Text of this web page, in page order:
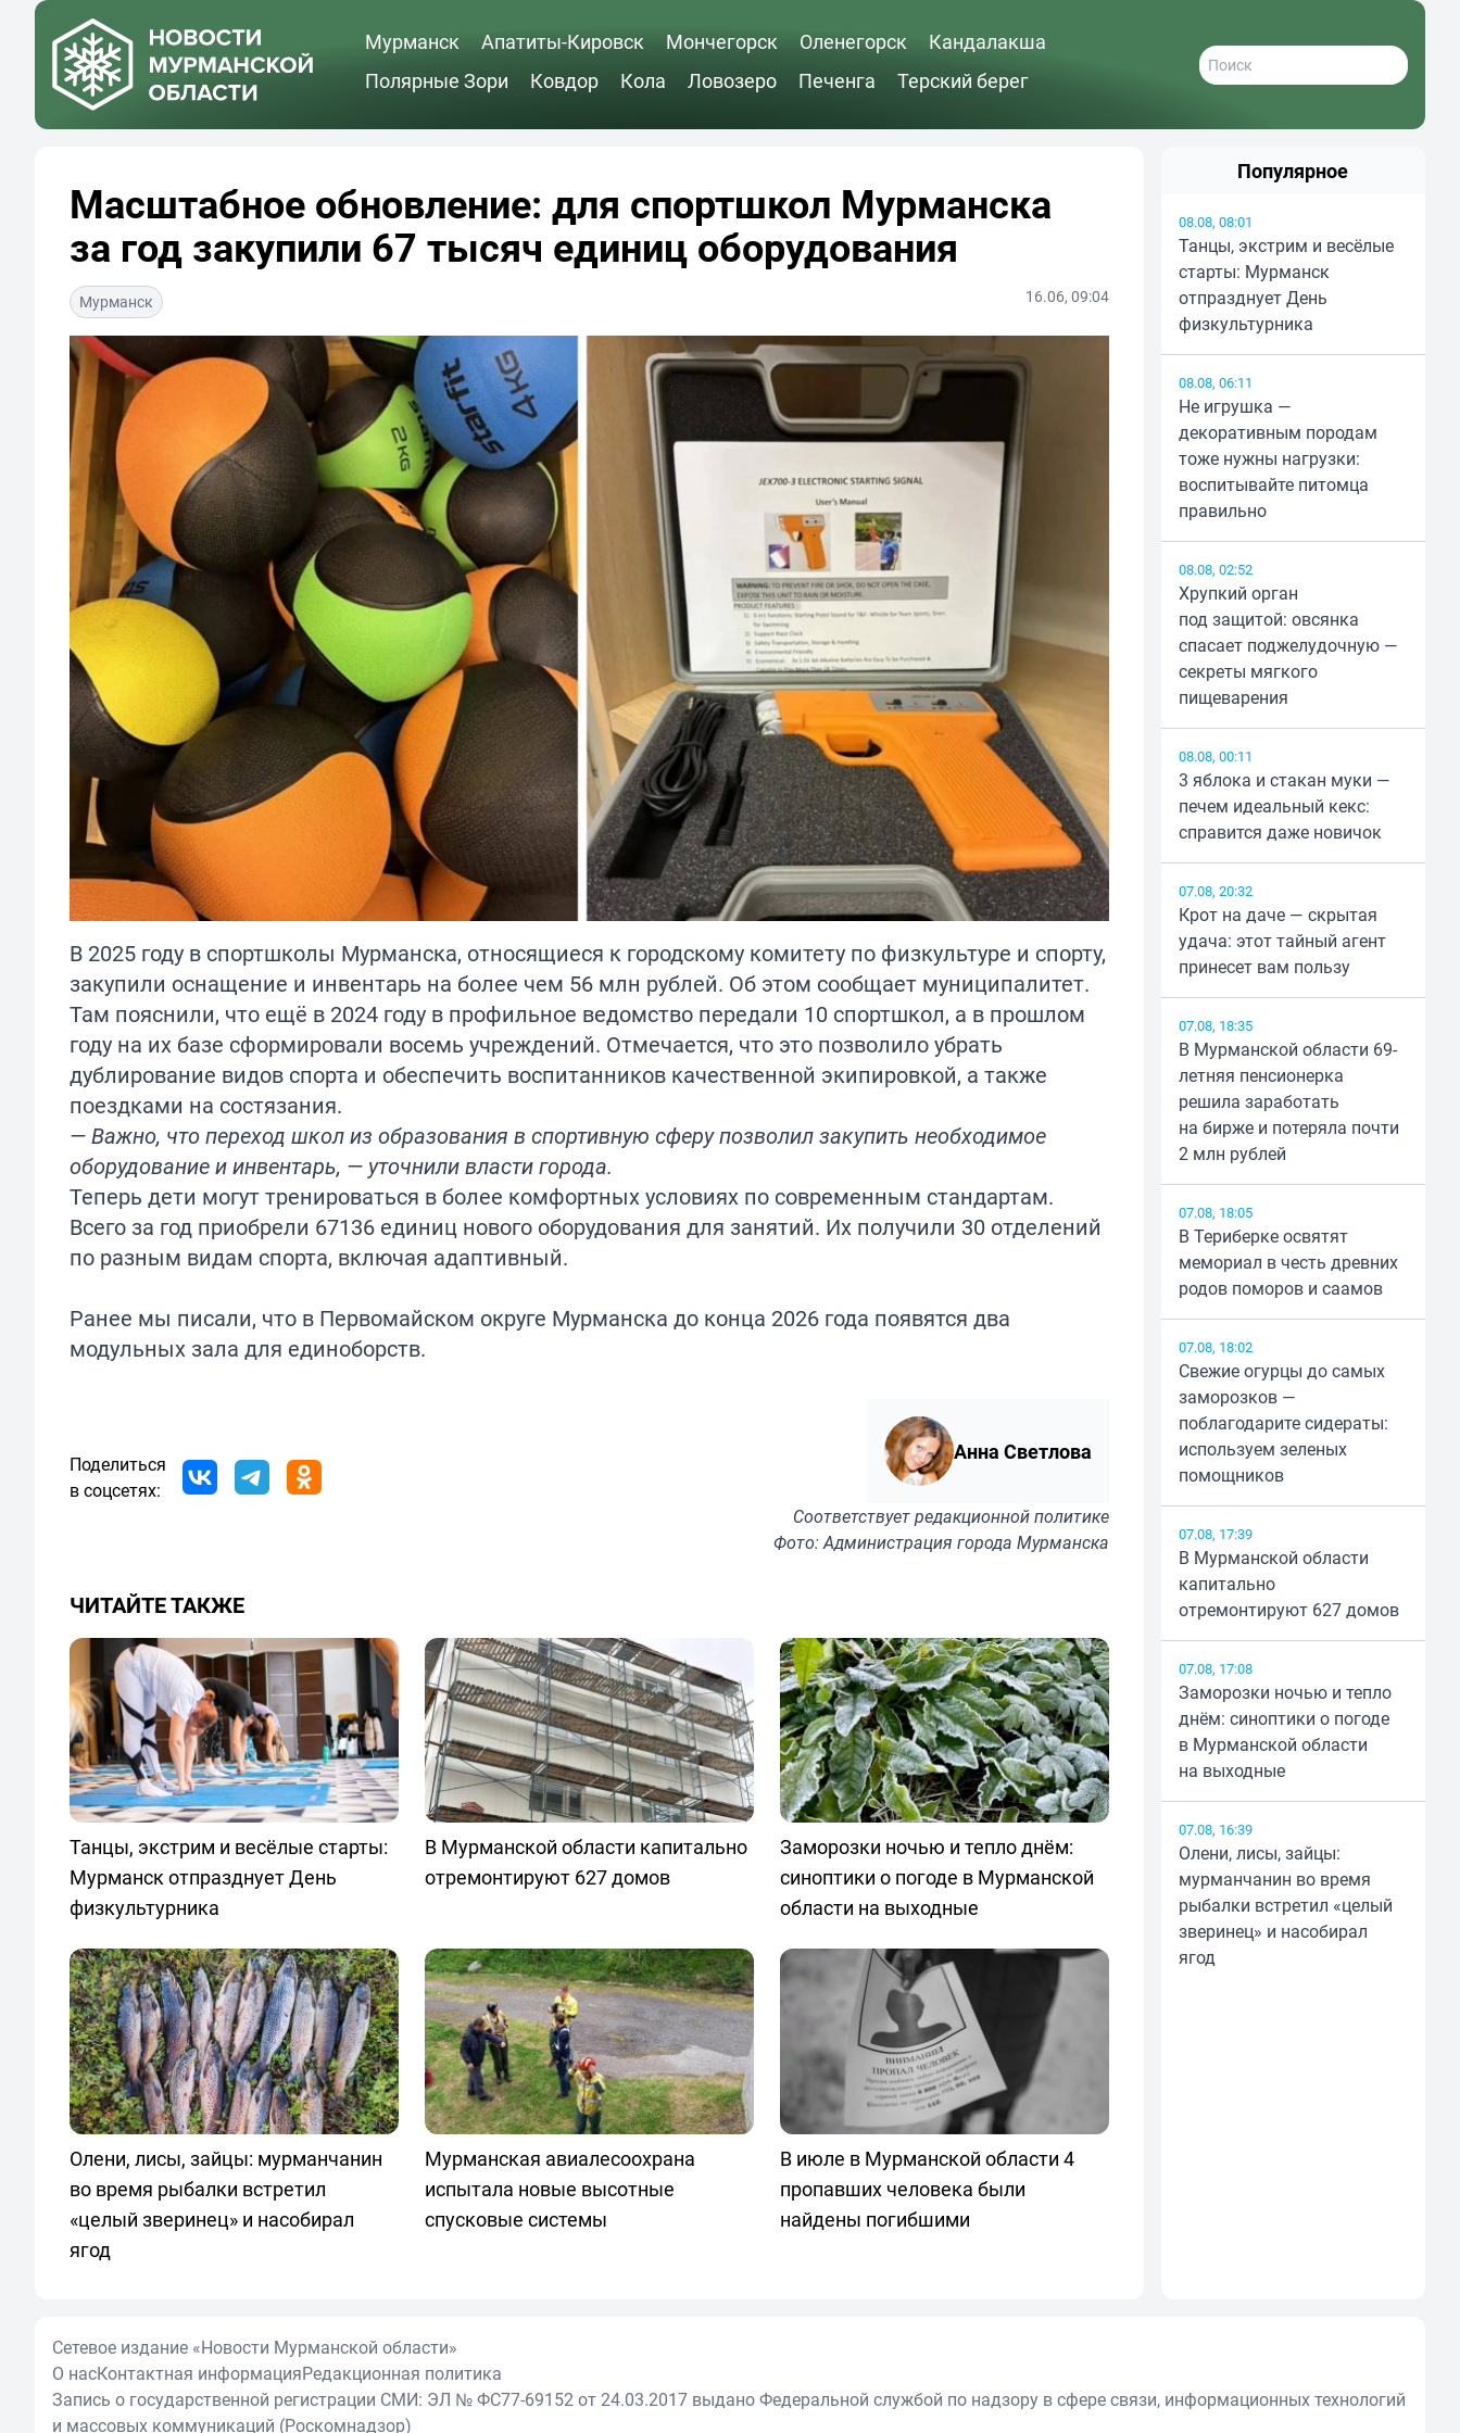
Мурманск Апатиты-Кировск Мончегорск Оленегорск
Кандалакша
Полярные Зори
Ковдор Кола Ловозеро Печенга Терский берег
Масштабное обновление: для спортшкол Мурманска
за год закупили 67 тысяч единиц оборудования
Мурманск 16.06, 09:04
В 2025 году в спортшколы Мурманска, относящиеся к городскому комитету по физкультуре и спорту,
закупили оснащение и инвентарь на более чем 56 млн рублей. Об этом сообщает муниципалитет.
Там пояснили, что ещё в 2024 году в профильное ведомство передали 10 спортшкол, а в прошлом
году на их базе сформировали восемь учреждений. Отмечается, что это позволило убрать
дублирование видов спорта и обеспечить воспитанников качественной экипировкой, а также
поездками на состязания.
— Важно, что переход школ из образования в спортивную сферу позволил закупить необходимое
оборудование и инвентарь, — уточнили власти города.
Теперь дети могут тренироваться в более комфортных условиях по современным стандартам.
Всего за год приобрели 67136 единиц нового оборудования для занятий. Их получили 30 отделений
по разным видам спорта, включая адаптивный.
Ранее мы писали, что в Первомайском округе Мурманска до конца 2026 года появятся два
модульных зала для единоборств.
Поделиться
в соцсетях:
Анна Светлова
Соответствуетредакционной политике
Фото: Администрация города Мурманска
ЧИТАЙТЕ ТАКЖЕ
Танцы, экстрим и весёлые старты:
Мурманск отпразднует День
физкультурника
В Мурманской области капитально
отремонтируют 627 домов
Заморозки ночью и тепло днём:
синоптики о погоде в Мурманской
области на выходные
Олени, лисы, зайцы: мурманчанин
во время рыбалки встретил
«целый зверинец» и насобирал
ягод
Мурманская авиалесоохрана
испытала новые высотные
спусковые системы
В июле в Мурманской области 4
пропавших человека были
найдены погибшими
Популярное
08.08, 08:01
Танцы, экстрим и весёлые
старты: Мурманск
отпразднует День
физкультурника
08.08, 06:11
Не игрушка —
декоративным породам
тоже нужны нагрузки:
воспитывайте питомца
правильно
08.08, 02:52
Хрупкий орган
под защитой: овсянка
спасает поджелудочную —
секреты мягкого
пищеварения
08.08, 00:11
3 яблока и стакан муки —
печем идеальный кекс:
справится даже новичок
07.08, 20:32
Крот на даче — скрытая
удача: этот тайный агент
принесет вам пользу
07.08, 18:35
В Мурманской области 69-
летняя пенсионерка
решила заработать
на бирже и потеряла почти
2 млн рублей
07.08, 18:05
В Териберке освятят
мемориал в честь древних
родов поморов и саамов
07.08, 18:02
Свежие огурцы до самых
заморозков —
поблагодарите сидераты:
используем зеленых
помощников
07.08, 17:39
В Мурманской области
капитально
отремонтируют 627 домов
07.08, 17:08
Заморозки ночью и тепло
днём: синоптики о погоде
в Мурманской области
на выходные
07.08, 16:39
Олени, лисы, зайцы:
мурманчанин во время
рыбалки встретил «целый
зверинец» и насобирал
ягод
Сетевое издание «Новости Мурманской области»
О насКонтактная информацияРедакционная политика
Запись о государственной регистрации СМИ: ЭЛ № ФС77-69152 от 24.03.2017 выдано Федеральной службой по надзору в сфере связи, информационных технологий
и массовых коммуникаций (Роскомнадзор)